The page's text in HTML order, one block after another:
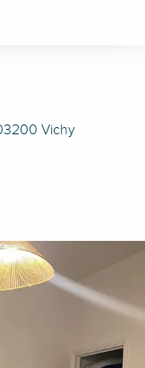
Vichy